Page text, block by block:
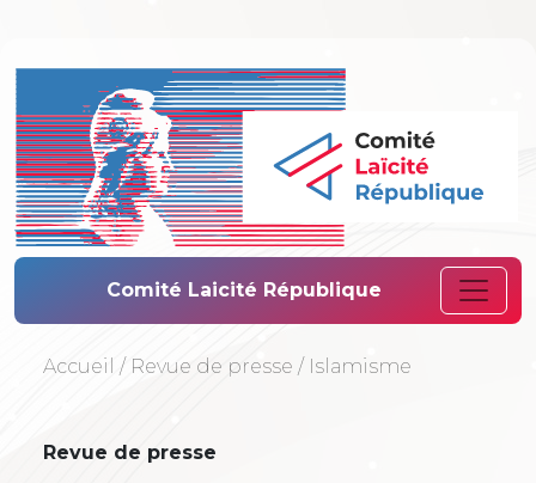
Comité Laïcité
Comité Laicité République
Accueil / Revue de presse / Islamisme
Revue de presse